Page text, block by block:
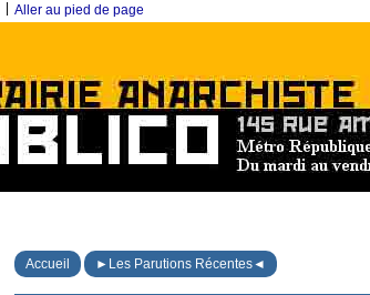
Aller au pied de page
Accueil ►Les Parutions Récentes◄